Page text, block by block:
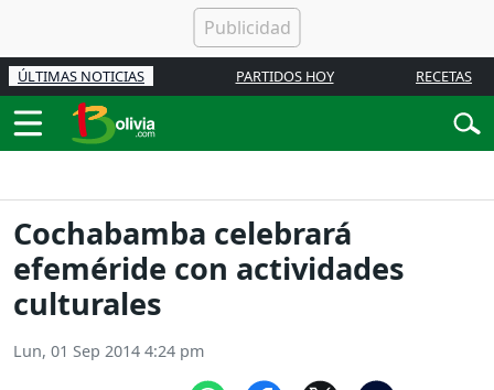
ÚLTIMAS NOTICIAS PARTIDOS HOY RECETAS
Cochabamba celebrará
efeméride con actividades
culturales
Lun, 01 Sep 2014 4:24 pm